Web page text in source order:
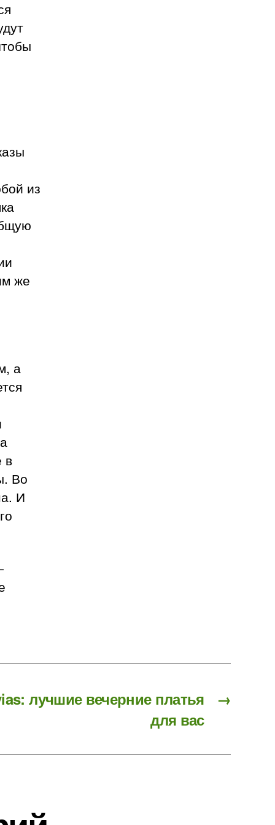
из
же
а
в
Во
И
→
лучшие вечерние платья
для вас